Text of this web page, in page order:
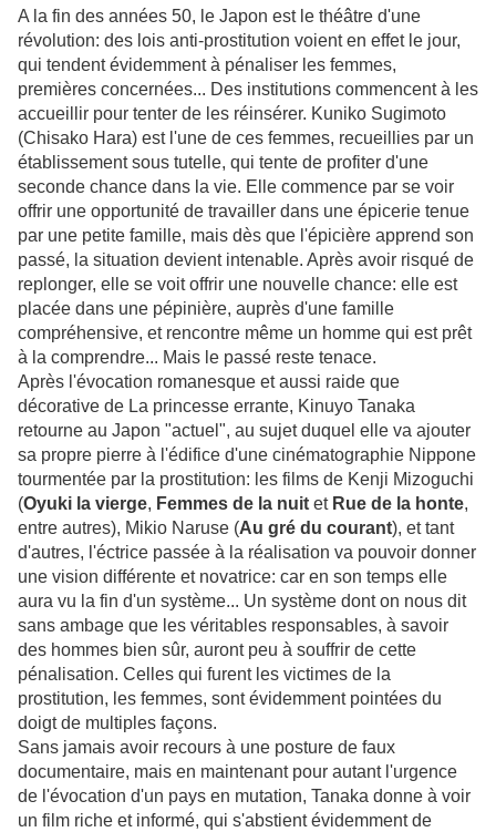
A la fin des années 50, le Japon est le théâtre d'une
révolution: des lois anti-prostitution voient en effet le jour,
qui tendent évidemment à pénaliser les femmes,
premières concernées... Des institutions commencent à les
accueillir pour tenter de les réinsérer. Kuniko Sugimoto
(Chisako Hara) est l'une de ces femmes, recueillies par un
établissement sous tutelle, qui tente de profiter d'une
seconde chance dans la vie. Elle commence par se voir
offrir une opportunité de travailler dans une épicerie tenue
par une petite famille, mais dès que l'épicière apprend son
passé, la situation devient intenable. Après avoir risqué de
replonger, elle se voit offrir une nouvelle chance: elle est
placée dans une pépinière, auprès d'une famille
compréhensive, et rencontre même un homme qui est prêt
à la comprendre... Mais le passé reste tenace.
Après l'évocation romanesque et aussi raide que
décorative de La princesse errante, Kinuyo Tanaka
retourne au Japon "actuel", au sujet duquel elle va ajouter
sa propre pierre à l'édifice d'une cinématographie Nippone
tourmentée par la prostitution: les films de Kenji Mizoguchi
(Oyuki la vierge, Femmes de la nuit et Rue de la honte,
entre autres), Mikio Naruse (Au gré du courant), et tant
d'autres, l'éctrice passée à la réalisation va pouvoir donner
une vision différente et novatrice: car en son temps elle
aura vu la fin d'un système... Un système dont on nous dit
sans ambage que les véritables responsables, à savoir
des hommes bien sûr, auront peu à souffrir de cette
pénalisation. Celles qui furent les victimes de la
prostitution, les femmes, sont évidemment pointées du
doigt de multiples façons.
Sans jamais avoir recours à une posture de faux
documentaire, mais en maintenant pour autant l'urgence
de l'évocation d'un pays en mutation, Tanaka donne à voir
un film riche et informé, qui s'abstient évidemment de